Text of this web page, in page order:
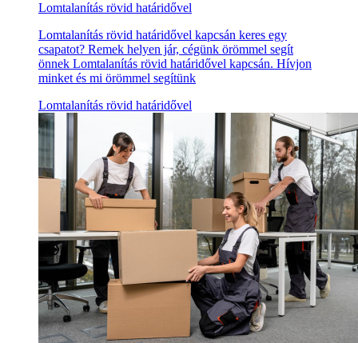
Lomtalanítás rövid határidővel
Lomtalanítás rövid határidővel kapcsán keres egy
csapatot? Remek helyen jár, cégünk örömmel segít
önnek Lomtalanítás rövid határidővel kapcsán. Hívjon
minket és mi örömmel segítünk
Lomtalanítás rövid határidővel